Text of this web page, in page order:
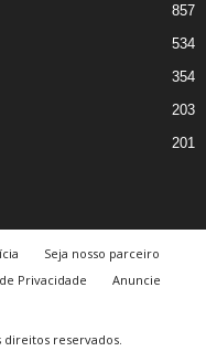
857
534
354
203
201
Seja nosso parceiro
Privacidade
Anuncie
direitos reservados.